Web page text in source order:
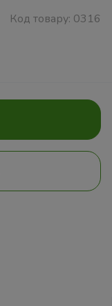
Код товару: 0316